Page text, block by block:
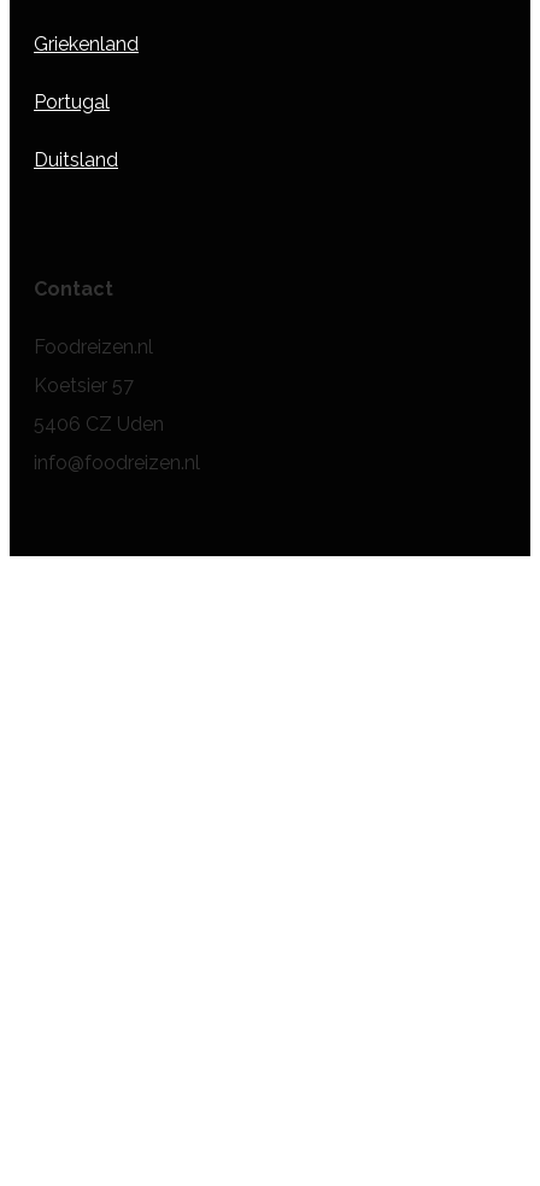
Griekenland
Portugal
Duitsland
Contact
Foodreizen.nl
Koetsier 57
5406 CZ Uden
info@foodreizen.nl